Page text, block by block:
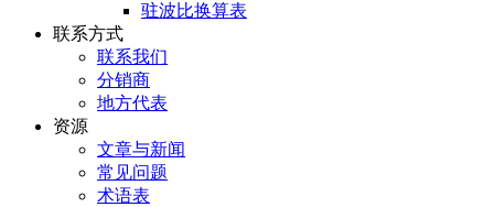
驻波比换算表
联系方式
联系我们
分销商
地方代表
资源
文章与新闻
常见问题
术语表